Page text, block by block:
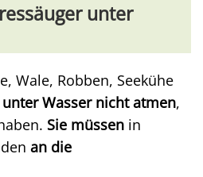
unter
Wale, Robben, Seekühe
unter Wasser nicht atmen,
Sie müssen in
an die